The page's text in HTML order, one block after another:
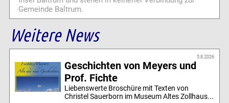
Gemeinde Baltrum.
Weitere News
5.8.2026
Geschichten von Meyers und
Prof. Fichte
Liebenswerte Broschüre mit Texten von
Christel Sauerborn im Museum Altes Zollhaus...